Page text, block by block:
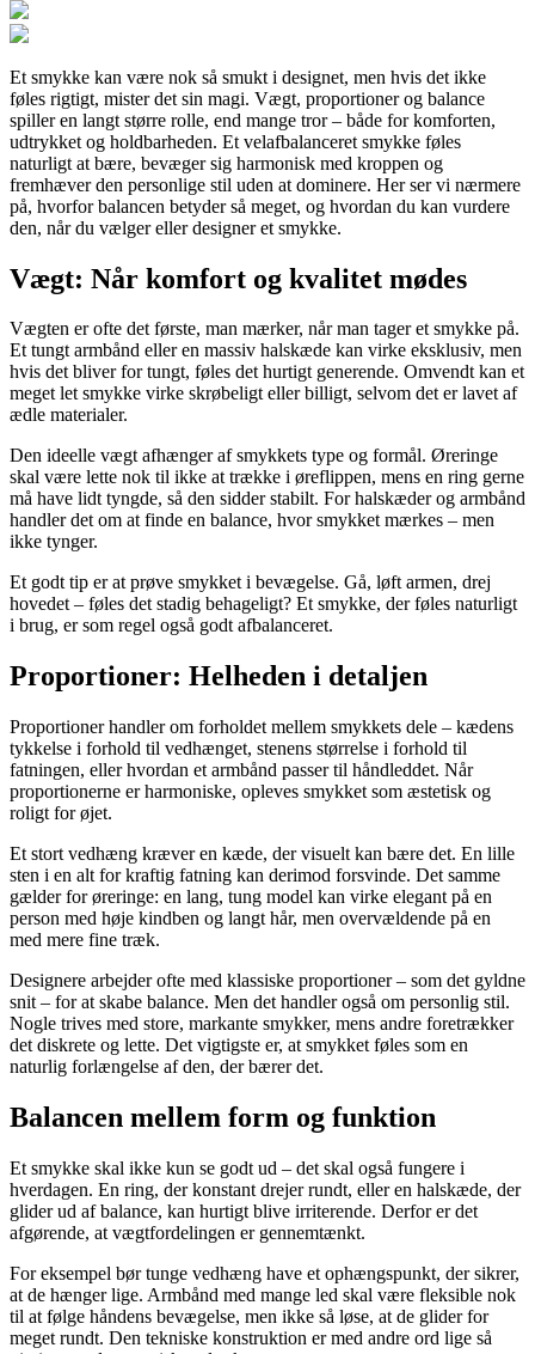
Et smykke kan være nok så smukt i designet, men hvis det ikke
føles rigtigt, mister det sin magi. Vægt, proportioner og balance
spiller en langt større rolle, end mange tror – både for komforten,
udtrykket og holdbarheden. Et velafbalanceret smykke føles
naturligt at bære, bevæger sig harmonisk med kroppen og
fremhæver den personlige stil uden at dominere. Her ser vi nærmere
på, hvorfor balancen betyder så meget, og hvordan du kan vurdere
den, når du vælger eller designer et smykke.
Vægt: Når komfort og kvalitet mødes
Vægten er ofte det første, man mærker, når man tager et smykke på.
Et tungt armbånd eller en massiv halskæde kan virke eksklusiv, men
hvis det bliver for tungt, føles det hurtigt generende. Omvendt kan et
meget let smykke virke skrøbeligt eller billigt, selvom det er lavet af
ædle materialer.
Den ideelle vægt afhænger af smykkets type og formål. Øreringe
skal være lette nok til ikke at trække i øreflippen, mens en ring gerne
må have lidt tyngde, så den sidder stabilt. For halskæder og armbånd
handler det om at finde en balance, hvor smykket mærkes – men
ikke tynger.
Et godt tip er at prøve smykket i bevægelse. Gå, løft armen, drej
hovedet – føles det stadig behageligt? Et smykke, der føles naturligt
i brug, er som regel også godt afbalanceret.
Proportioner: Helheden i detaljen
Proportioner handler om forholdet mellem smykkets dele – kædens
tykkelse i forhold til vedhænget, stenens størrelse i forhold til
fatningen, eller hvordan et armbånd passer til håndleddet. Når
proportionerne er harmoniske, opleves smykket som æstetisk og
roligt for øjet.
Et stort vedhæng kræver en kæde, der visuelt kan bære det. En lille
sten i en alt for kraftig fatning kan derimod forsvinde. Det samme
gælder for øreringe: en lang, tung model kan virke elegant på en
person med høje kindben og langt hår, men overvældende på en
med mere fine træk.
Designere arbejder ofte med klassiske proportioner – som det gyldne
snit – for at skabe balance. Men det handler også om personlig stil.
Nogle trives med store, markante smykker, mens andre foretrækker
det diskrete og lette. Det vigtigste er, at smykket føles som en
naturlig forlængelse af den, der bærer det.
Balancen mellem form og funktion
Et smykke skal ikke kun se godt ud – det skal også fungere i
hverdagen. En ring, der konstant drejer rundt, eller en halskæde, der
glider ud af balance, kan hurtigt blive irriterende. Derfor er det
afgørende, at vægtfordelingen er gennemtænkt.
For eksempel bør tunge vedhæng have et ophængspunkt, der sikrer,
at de hænger lige. Armbånd med mange led skal være fleksible nok
til at følge håndens bevægelse, men ikke så løse, at de glider for
meget rundt. Den tekniske konstruktion er med andre ord lige så